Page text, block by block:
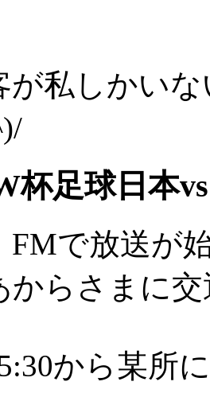
が私しかい
杯足球日本
FMで放送が
からさまに
から某所